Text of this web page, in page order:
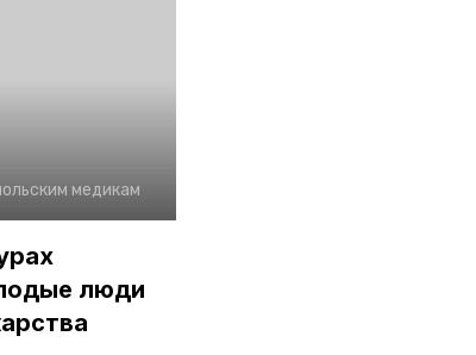
медикам
люди